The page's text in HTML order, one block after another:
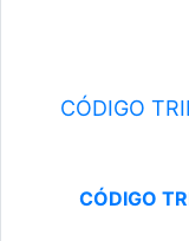
CÓDIGO
CÓDIGO